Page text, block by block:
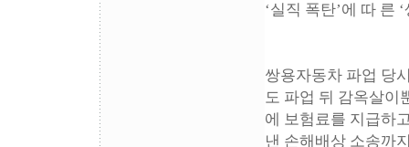
‘실직 폭탄’에 따 른
쌍용자동차 파업 당
도 파업 뒤 감옥살이
에 보험료를 지급하
낸 손해배상 소송까